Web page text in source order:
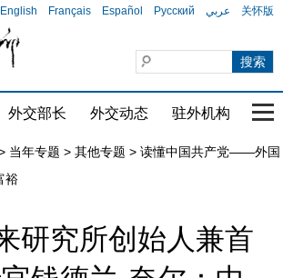
English Français Español Русский عربي 关怀版
外交部长 外交动态 驻外机构 国
当年专题 > 其他专题 > 读懂中国共产党——外国
裕
研究所创始人兼首